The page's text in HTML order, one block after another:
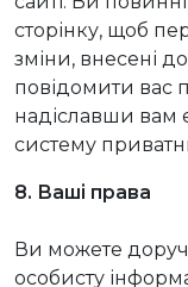
сторінку, щоб
зміни, внесені
повідомити вас
надіславши вам
систему
8. Ваші права
Ви можете
особисту